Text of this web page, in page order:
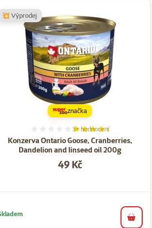
4
Konzerva Ontario Goose, Cranberries,
Dandelion and linseed oil 200g
Hodnocení 87%, počet
3× hodnocení
Cena
49 Kč
💥 Výprodej
značka
do